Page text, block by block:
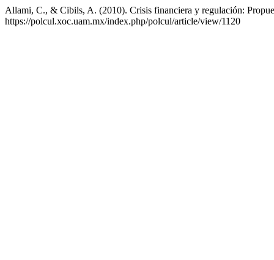
Allami, C., & Cibils, A. (2010). Crisis financiera y regulación:
https://polcul.xoc.uam.mx/index.php/polcul/article/view/1120